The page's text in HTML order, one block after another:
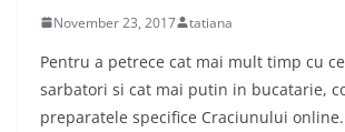
November 23, 2017 tatiana
Pentru a petrece cat mai mult timp cu
sarbatori si cat mai putin in bucatarie,
preparatele specifice Craciunului